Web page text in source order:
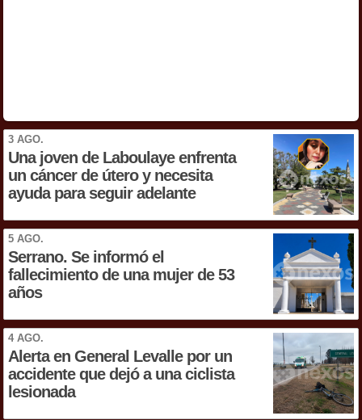
3 AGO.
Una joven de Laboulaye enfrenta
un cáncer de útero y necesita
ayuda para seguir adelante
5 AGO.
Serrano. Se informó el
fallecimiento de una mujer de 53
años
4 AGO.
Alerta en General Levalle por un
accidente que dejó a una ciclista
lesionada